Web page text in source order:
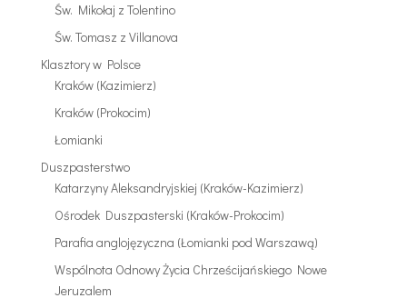
Św. Mikołaj z Tolentino
Św. Tomasz z Villanova
Klasztory w Polsce
Kraków (Kazimierz)
Kraków (Prokocim)
Łomianki
Duszpasterstwo
Katarzyny Aleksandryjskiej (Kraków-Kazimierz)
Ośrodek Duszpasterski (Kraków-Prokocim)
Parafia anglojęzyczna (Łomianki pod Warszawą)
Wspólnota Odnowy Życia Chrześcijańskiego Nowe
Jeruzalem